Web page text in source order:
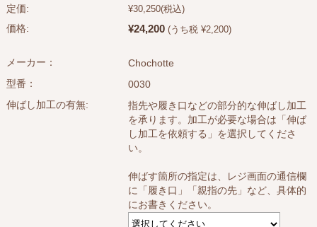
定価: ¥30,250(税込)
価格:
¥24,200 (うち税 ¥2,200)
メーカー：
Chochotte
型番：
0030
伸ばし加工の有無:
指先や履き口などの部分的な伸ばし加工
を承ります。加工が必要な場合は「伸ば
し加工を依頼する」を選択してくださ
い。
伸ばす箇所の指定は、レジ画面の通信欄
に「履き口」「親指の先」など、具体的
にお書きください。